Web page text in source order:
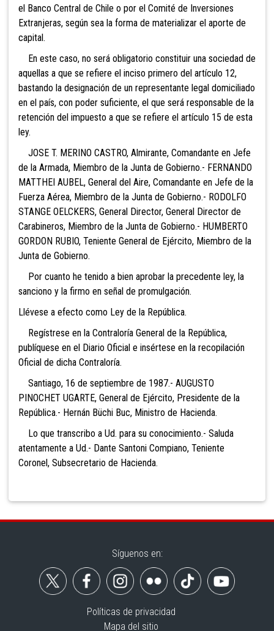
el Banco Central de Chile o por el Comité de Inversiones
Extranjeras, según sea la forma de materializar el aporte de
capital.
En este caso, no será obligatorio constituir una sociedad de
aquellas a que se refiere el inciso primero del artículo 12,
bastando la designación de un representante legal domiciliado
en el país, con poder suficiente, el que será responsable de la
retención del impuesto a que se refiere el artículo 15 de esta
ley.
JOSE T. MERINO CASTRO, Almirante, Comandante en Jefe
de la Armada, Miembro de la Junta de Gobierno.- FERNANDO
MATTHEI AUBEL, General del Aire, Comandante en Jefe de la
Fuerza Aérea, Miembro de la Junta de Gobierno.- RODOLFO
STANGE OELCKERS, General Director, General Director de
Carabineros, Miembro de la Junta de Gobierno.- HUMBERTO
GORDON RUBIO, Teniente General de Ejército, Miembro de la
Junta de Gobierno.
Por cuanto he tenido a bien aprobar la precedente ley, la
sanciono y la firmo en señal de promulgación.
Llévese a efecto como Ley de la República.
Regístrese en la Contraloría General de la República,
publíquese en el Diario Oficial e insértese en la recopilación
Oficial de dicha Contraloría.
Santiago, 16 de septiembre de 1987.- AUGUSTO
PINOCHET UGARTE, General de Ejército, Presidente de la
República.- Hernán Büchi Buc, Ministro de Hacienda.
Lo que transcribo a Ud. para su conocimiento.- Saluda
atentamente a Ud.- Dante Santoni Compiano, Teniente
Coronel, Subsecretario de Hacienda.
Síguenos en:
Políticas de privacidad
Mapa del sitio